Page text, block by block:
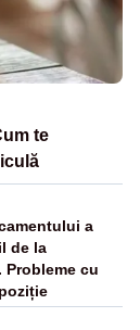
te
a
de la
Probleme cu